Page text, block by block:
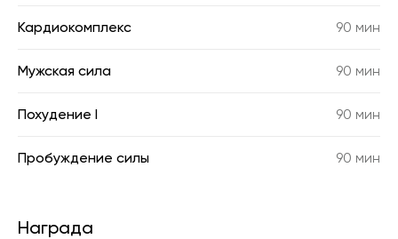
Кардиокомплекс 90 мин
Мужская сила 90 мин
Похудение I 90 мин
Пробуждение силы 90 мин
Награда